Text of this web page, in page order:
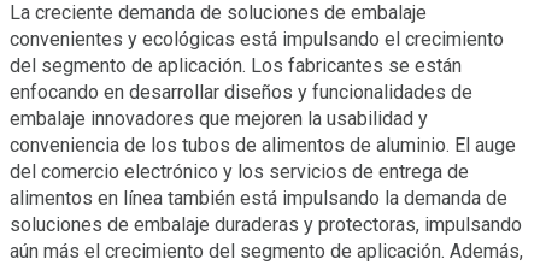
La creciente demanda de soluciones de embalaje
convenientes y ecológicas está impulsando el crecimiento
del segmento de aplicación. Los fabricantes se están
enfocando en desarrollar diseños y funcionalidades de
embalaje innovadores que mejoren la usabilidad y
conveniencia de los tubos de alimentos de aluminio. El auge
del comercio electrónico y los servicios de entrega de
alimentos en línea también está impulsando la demanda de
soluciones de embalaje duraderas y protectoras, impulsando
aún más el crecimiento del segmento de aplicación. Además,